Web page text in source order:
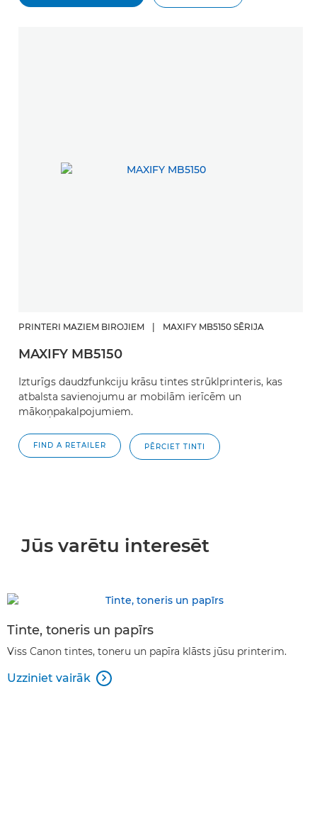
PRINTERI MAZIEM BIROJIEM | MAXIFY MB5150 SĒRIJA
MAXIFY MB5150
Izturīgs daudzfunkciju krāsu tintes strūklprinteris, kas
atbalsta savienojumu ar mobilām ierīcēm un
mākoņpakalpojumiem.
FIND A RETAILER PĒRCIET TINTI
Jūs varētu interesēt
Tinte, toneris un papīrs
Viss Canon tintes, toneru un papīra klāsts jūsu printerim.
Uzziniet vairāk 